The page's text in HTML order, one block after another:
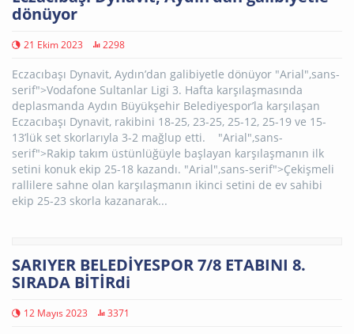
dönüyor
21 Ekim 2023 2298
Eczacıbaşı Dynavit, Aydın’dan galibiyetle dönüyor "Arial",sans-
serif">Vodafone Sultanlar Ligi 3. Hafta karşılaşmasında
deplasmanda Aydın Büyükşehir Belediyespor’la karşılaşan
Eczacıbaşı Dynavit, rakibini 18-25, 23-25, 25-12, 25-19 ve 15-
13’lük set skorlarıyla 3-2 mağlup etti. "Arial",sans-
serif">Rakip takım üstünlüğüyle başlayan karşılaşmanın ilk
setini konuk ekip 25-18 kazandı. "Arial",sans-serif">Çekişmeli
rallilere sahne olan karşılaşmanın ikinci setini de ev sahibi
ekip 25-23 skorla kazanarak...
SARIYER BELEDİYESPOR 7/8 ETABINI 8.
SIRADA BİTİRdi
12 Mayıs 2023 3371